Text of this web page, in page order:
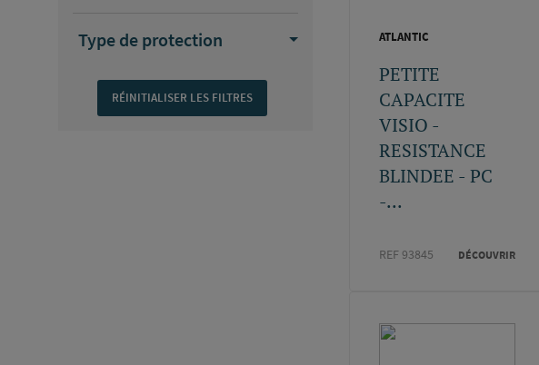
Type de protection ATLANTIC
PETITE
CAPACITE
VISIO -
RESISTANCE
BLINDEE - PC
-...
REF 93845 DÉCOUVRIR